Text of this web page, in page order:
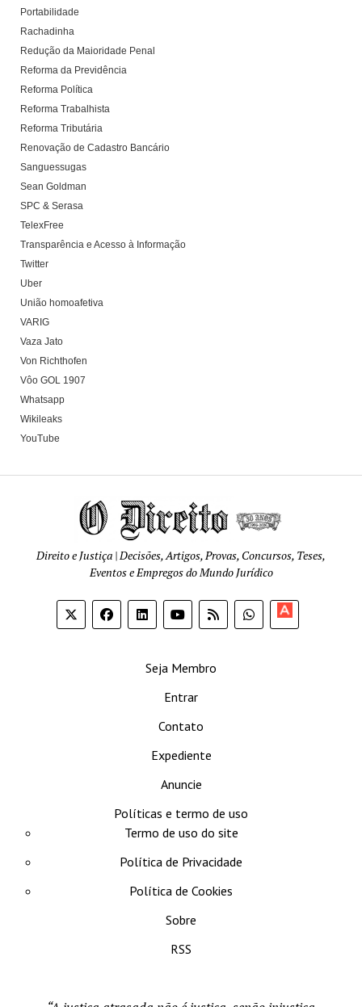
Portabilidade
Rachadinha
Redução da Maioridade Penal
Reforma da Previdência
Reforma Política
Reforma Trabalhista
Reforma Tributária
Renovação de Cadastro Bancário
Sanguessugas
Sean Goldman
SPC & Serasa
TelexFree
Transparência e Acesso à Informação
Twitter
Uber
União homoafetiva
VARIG
Vaza Jato
Von Richthofen
Vôo GOL 1907
Whatsapp
Wikileaks
YouTube
Direito e Justiça | Decisões, Artigos, Provas, Concursos, Teses,
Eventos e Empregos do Mundo Jurídico
Seja Membro
Entrar
Contato
Expediente
Anuncie
Políticas e termo de uso
Termo de uso do site
Política de Privacidade
Política de Cookies
Sobre
RSS